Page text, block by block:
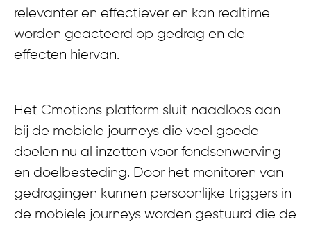
relevanter en effectiever en kan realtime
worden geacteerd op gedrag en de
effecten hiervan.
Het Cmotions platform sluit naadloos aan
bij de mobiele journeys die veel goede
doelen nu al inzetten voor fondsenwerving
en doelbesteding. Door het monitoren van
gedragingen kunnen persoonlijke triggers in
de mobiele journeys worden gestuurd die de